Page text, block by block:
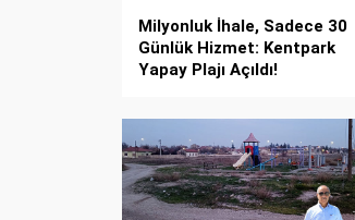
Milyonluk İhale, Sadece 30
Günlük Hizmet: Kentpark
Yapay Plajı Açıldı!